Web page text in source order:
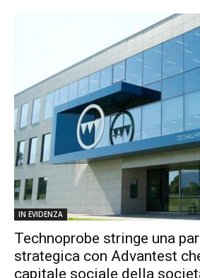
IN EVIDENZA
Technoprobe stringe una
strategica con Advantest
capitale sociale della